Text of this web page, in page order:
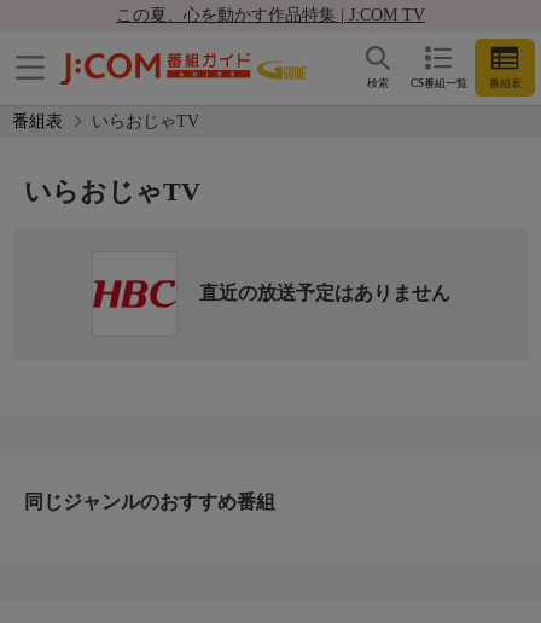
この夏、心を動かす作品特集 | J:COM TV
CS番組一覧 番組表
検索
番組表 いらおじゃTV
いらおじゃTV
直近の放送予定はありません
同じジャンルのおすすめ番組